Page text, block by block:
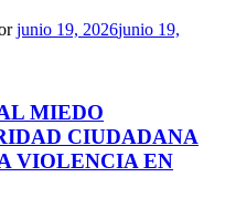
junio 19, 2026junio 19,
MIEDO
CIUDADANA
VIOLENCIA EN